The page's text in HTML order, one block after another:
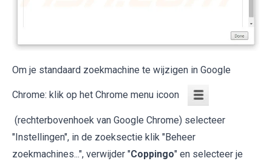
Om je standaard zoekmachine te wijzigen in Google
Chrome: klik op het Chrome menu icoon
(rechterbovenhoek van Google Chrome) selecteer
"Instellingen", in de zoeksectie klik "Beheer
zoekmachines...", verwijder "Coppingo" en selecteer je